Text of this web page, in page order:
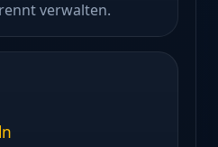
verwalten.